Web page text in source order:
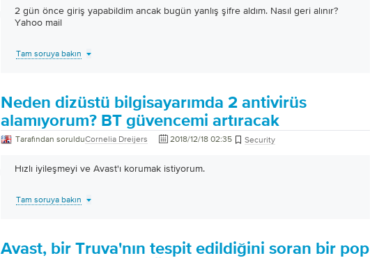
2 gün önce giriş yapabildim ancak bugün yanlış şifre aldım. Nasıl geri alınır?
Yahoo mail
Tam soruya bakın
Neden dizüstü bilgisayarımda 2 antivirüs
alamıyorum? BT güvencemi artıracak
Tarafından sorulduCornelia Dreijers 2018/12/18 02:35 Security
Hızlı iyileşmeyi ve Avast'ı korumak istiyorum.
Tam soruya bakın
Avast, bir Truva'nın tespit edildiğini soran bir pop